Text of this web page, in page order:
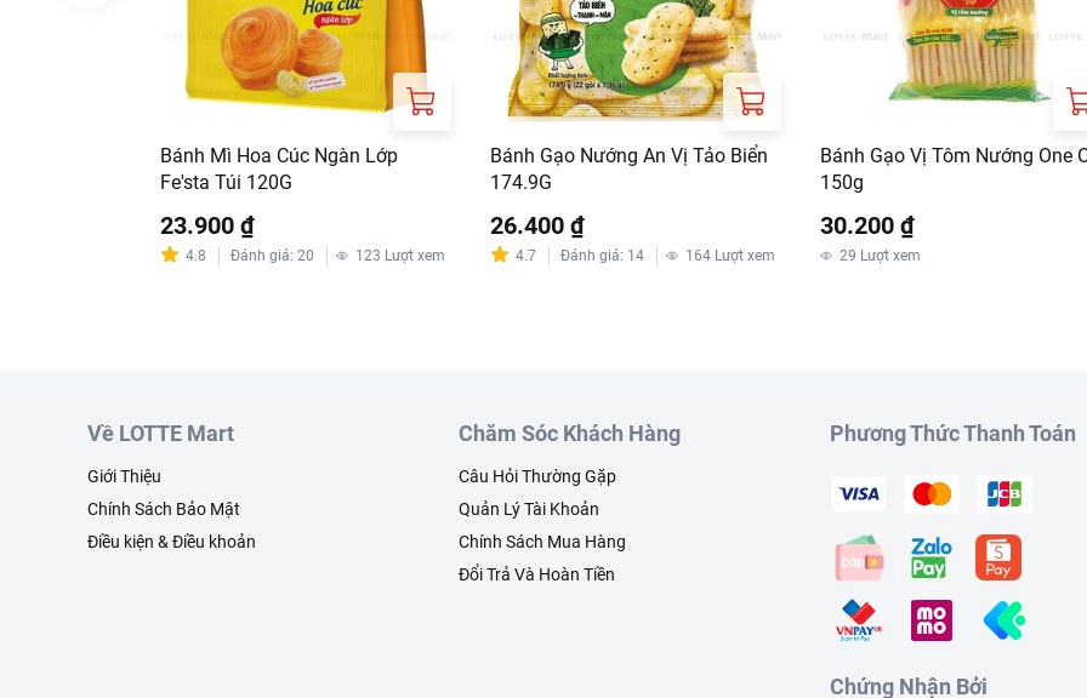
Bánh Mì Hoa Cúc Ngàn Lớp
Fe'sta Túi 120G
23.900 ₫
4.8 Đánh giá: 20 123 Lượt xem
Bánh Gạo Nướng An Vị Tảo Biển
174.9G
26.400 ₫
4.7 Đánh giá: 14 164 Lượt xem
Bánh Gạo Vị Tôm Nướng One
150g
30.200 ₫
29 Lượt xem
Về LOTTE Mart
Giới Thiệu
Chính Sách Bảo Mật
Điều kiện & Điều khoản
Chăm Sóc Khách Hàng
Câu Hỏi Thường Gặp
Quản Lý Tài Khoản
Chính Sách Mua Hàng
Đổi Trả Và Hoàn Tiền
Phương Thức Thanh Toán
Chứng Nhận Bởi